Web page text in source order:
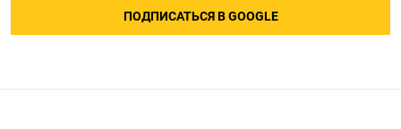
ПОДПИСАТЬСЯ В GOOGLE